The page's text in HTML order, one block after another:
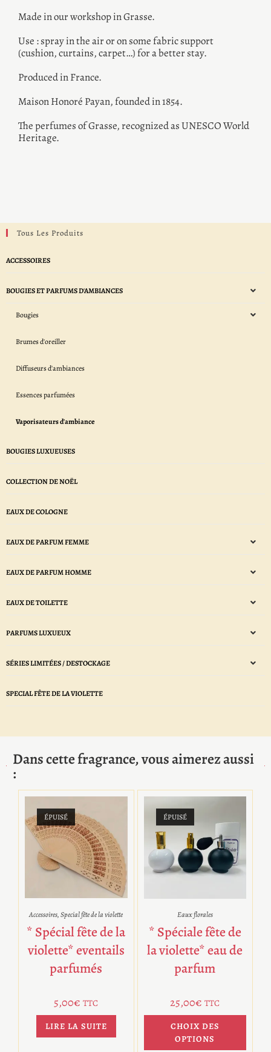
Made in our workshop in Grasse.
Use : spray in the air or on some fabric support
(cushion, curtains, carpet…) for a better stay.
Produced in France.
Maison Honoré Payan, founded in 1854.
The perfumes of Grasse, recognized as UNESCO World
Heritage.
Tous Les Produits
ACCESSOIRES
BOUGIES ET PARFUMS D'AMBIANCES
Bougies
Brumes d'oreiller
Diffuseurs d'ambiances
Essences parfumées
Vaporisateurs d'ambiance
BOUGIES LUXUEUSES
COLLECTION DE NOËL
EAUX DE COLOGNE
EAUX DE PARFUM FEMME
EAUX DE PARFUM HOMME
EAUX DE TOILETTE
PARFUMS LUXUEUX
SÉRIES LIMITÉES / DESTOCKAGE
SPECIAL FÊTE DE LA VIOLETTE
Dans cette fragrance, vous aimerez aussi
:
ÉPUISÉ
Accessoires,Special fête de la violette
* Spécial fête de la
violette* eventails
parfumés
5,00€ TTC
LIRE LA SUITE
ÉPUISÉ
Eaux florales
* Spéciale fête de
la violette* eau de
parfum
25,00€ TTC
CHOIX DES
OPTIONS